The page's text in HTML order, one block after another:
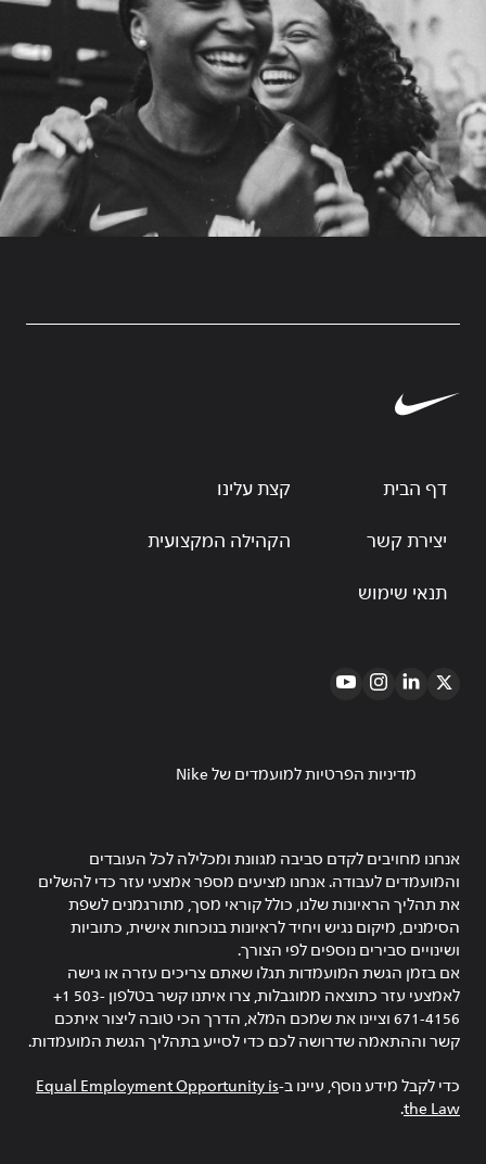
דף הבית קצת עלינו
יצירת קשר הקהילה המקצועית
תנאי שימוש
מדיניות הפרטיות למועמדים של Nike
אנחנו מחויבים לקדם סביבה מגוונת ומכלילה לכל העובדים
והמועמדים לעבודה. אנחנו מציעים מספר אמצעי עזר כדי להשלים
את תהליך הראיונות שלנו, כולל קוראי מסך, מתורגמנים לשפת
הסימנים, מיקום נגיש ויחיד לראיונות בנוכחות אישית, כתוביות
ושינויים סבירים נוספים לפי הצורך.
אם בזמן הגשת המועמדות תגלו שאתם צריכים עזרה או גישה
לאמצעי עזר כתוצאה ממוגבלות, צרו איתנו קשר בטלפון ‎+1 503-
671-4156 וציינו את שמכם המלא, הדרך הכי טובה ליצור איתכם
קשר וההתאמה שדרושה לכם כדי לסייע בתהליך הגשת המועמדות.
כדי לקבל מידע נוסף, עיינו ב-Equal Employment Opportunity is
the Law
.